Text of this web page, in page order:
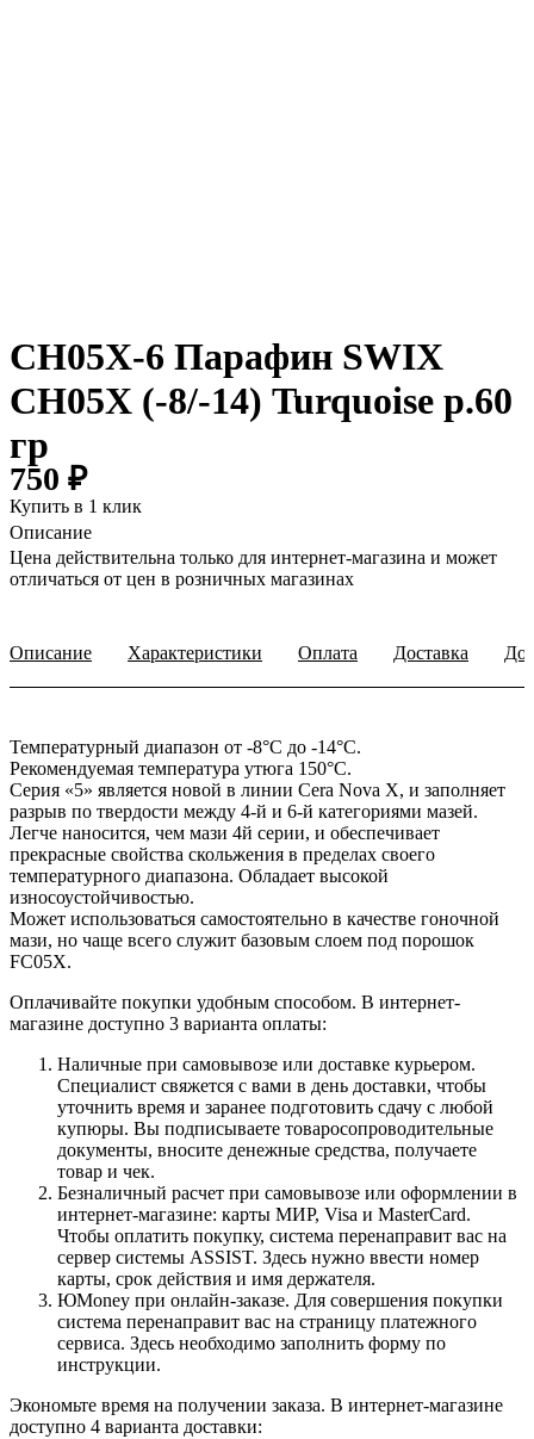
CH05Х-6 Парафин SWIX
CH05Х (-8/-14) Turquoise р.60
гр
750 ₽
Купить в 1 клик
Описание
Цена действительна только для интернет-магазина и может
отличаться от цен в розничных магазинах
Описание Характеристики Оплата Доставка
Температурный диапазон от -8°C до -14°С.
Рекомендуемая температура утюга 150°С.
Серия «5» является новой в линии Cera Nova X, и заполняет
разрыв по твердости между 4-й и 6-й категориями мазей.
Легче наносится, чем мази 4й серии, и обеспечивает
прекрасные свойства скольжения в пределах своего
температурного диапазона. Обладает высокой
износоустойчивостью.
Может использоваться самостоятельно в качестве гоночной
мази, но чаще всего служит базовым слоем под порошок
FC05X.
Оплачивайте покупки удобным способом. В интернет-
магазине доступно 3 варианта оплаты:
Наличные при самовывозе или доставке курьером.
Специалист свяжется с вами в день доставки, чтобы
уточнить время и заранее подготовить сдачу с любой
купюры. Вы подписываете товаросопроводительные
документы, вносите денежные средства, получаете
товар и чек.
Безналичный расчет при самовывозе или оформлении в
интернет-магазине: карты МИР, Visa и MasterCard.
Чтобы оплатить покупку, система перенаправит вас на
сервер системы ASSIST. Здесь нужно ввести номер
карты, срок действия и имя держателя.
ЮMoney при онлайн-заказе. Для совершения покупки
система перенаправит вас на страницу платежного
сервиса. Здесь необходимо заполнить форму по
инструкции.
Экономьте время на получении заказа. В интернет-магазине
доступно 4 варианта доставки: